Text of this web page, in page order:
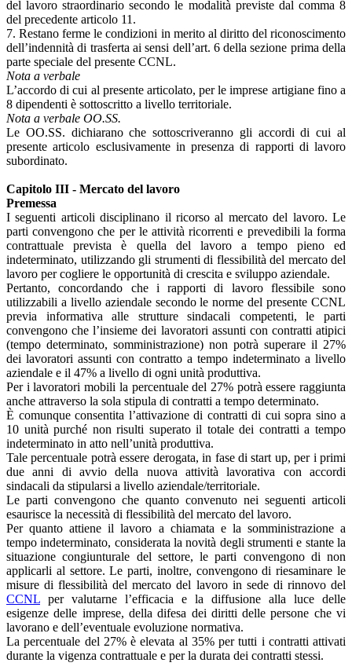
del lavoro straordinario secondo le modalità previste dal comma 8
del precedente articolo 11.
7. Restano ferme le condizioni in merito al diritto del riconoscimento
dell’indennità di trasferta ai sensi dell’art. 6 della sezione prima della
parte speciale del presente CCNL.
Nota a verbale
L’accordo di cui al presente articolato, per le imprese artigiane fino a
8 dipendenti è sottoscritto a livello territoriale.
Nota a verbale OO.SS.
Le OO.SS. dichiarano che sottoscriveranno gli accordi di cui al
presente articolo esclusivamente in presenza di rapporti di lavoro
subordinato.
Capitolo III - Mercato del lavoro
Premessa
I seguenti articoli disciplinano il ricorso al mercato del lavoro. Le
parti convengono che per le attività ricorrenti e prevedibili la forma
contrattuale prevista è quella del lavoro a tempo pieno ed
indeterminato, utilizzando gli strumenti di flessibilità del mercato del
lavoro per cogliere le opportunità di crescita e sviluppo aziendale.
Pertanto, concordando che i rapporti di lavoro flessibile sono
utilizzabili a livello aziendale secondo le norme del presente CCNL
previa informativa alle strutture sindacali competenti, le parti
convengono che l’insieme dei lavoratori assunti con contratti atipici
(tempo determinato, somministrazione) non potrà superare il 27%
dei lavoratori assunti con contratto a tempo indeterminato a livello
aziendale e il 47% a livello di ogni unità produttiva.
Per i lavoratori mobili la percentuale del 27% potrà essere raggiunta
anche attraverso la sola stipula di contratti a tempo determinato.
È comunque consentita l’attivazione di contratti di cui sopra sino a
10 unità purché non risulti superato il totale dei contratti a tempo
indeterminato in atto nell’unità produttiva.
Tale percentuale potrà essere derogata, in fase di start up, per i primi
due anni di avvio della nuova attività lavorativa con accordi
sindacali da stipularsi a livello aziendale/territoriale.
Le parti convengono che quanto convenuto nei seguenti articoli
esaurisce la necessità di flessibilità del mercato del lavoro.
Per quanto attiene il lavoro a chiamata e la somministrazione a
tempo indeterminato, considerata la novità degli strumenti e stante la
situazione congiunturale del settore, le parti convengono di non
applicarli al settore. Le parti, inoltre, convengono di riesaminare le
misure di flessibilità del mercato del lavoro in sede di rinnovo del
CCNL per valutarne l’efficacia e la diffusione alla luce delle
esigenze delle imprese, della difesa dei diritti delle persone che vi
lavorano e dell’eventuale evoluzione normativa.
La percentuale del 27% è elevata al 35% per tutti i contratti attivati
durante la vigenza contrattuale e per la durata dei contratti stessi.